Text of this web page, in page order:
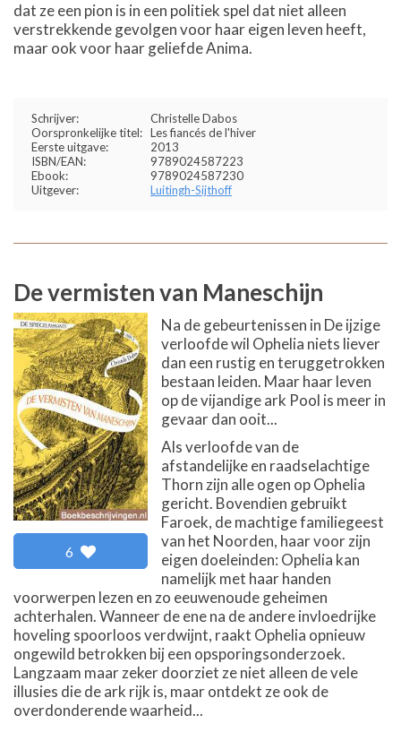
dat ze een pion is in een politiek spel dat niet alleen
verstrekkende gevolgen voor haar eigen leven heeft,
maar ook voor haar geliefde Anima.
Schrijver:
Christelle Dabos
Oorspronkelijke titel: Les fiancés de l'hiver
Eerste uitgave:
2013
ISBN/EAN:
9789024587223
Ebook:
9789024587230
Uitgever:
Luitingh-Sijthoff
De vermisten van Maneschijn
6
Na de gebeurtenissen in De ijzige
verloofde wil Ophelia niets liever
dan een rustig en teruggetrokken
bestaan leiden. Maar haar leven
op de vijandige ark Pool is meer in
gevaar dan ooit...
Als verloofde van de
afstandelijke en raadselachtige
Thorn zijn alle ogen op Ophelia
gericht. Bovendien gebruikt
Faroek, de machtige familiegeest
van het Noorden, haar voor zijn
eigen doeleinden: Ophelia kan
namelijk met haar handen
voorwerpen lezen en zo eeuwenoude geheimen
achterhalen. Wanneer de ene na de andere invloedrijke
hoveling spoorloos verdwijnt, raakt Ophelia opnieuw
ongewild betrokken bij een opsporingsonderzoek.
Langzaam maar zeker doorziet ze niet alleen de vele
illusies die de ark rijk is, maar ontdekt ze ook de
overdonderende waarheid...